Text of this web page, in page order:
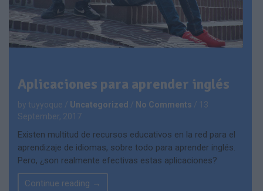
Aplicaciones para aprender inglés
by tuyyoque / Uncategorized / No Comments / 13
September, 2017
Existen multitud de recursos educativos en la red para el
aprendizaje de idiomas, sobre todo para aprender inglés.
Pero, ¿son realmente efectivas estas aplicaciones?
Continue reading →